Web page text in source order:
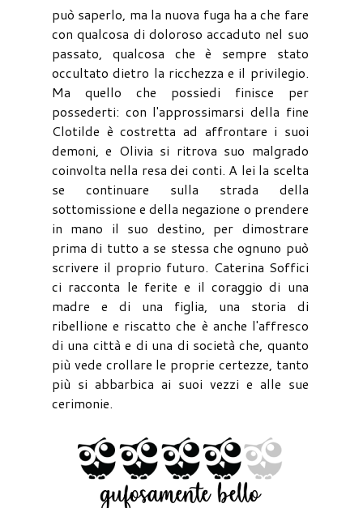
può saperlo, ma la nuova fuga ha a che fare
con qualcosa di doloroso accaduto nel suo
passato, qualcosa che è sempre stato
occultato dietro la ricchezza e il privilegio.
Ma quello che possiedi finisce per
possederti: con l'approssimarsi della fine
Clotilde è costretta ad affrontare i suoi
demoni, e Olivia si ritrova suo malgrado
coinvolta nella resa dei conti. A lei la scelta
se continuare sulla strada della
sottomissione e della negazione o prendere
in mano il suo destino, per dimostrare
prima di tutto a se stessa che ognuno può
scrivere il proprio futuro. Caterina Soffici
ci racconta le ferite e il coraggio di una
madre e di una figlia, una storia di
ribellione e riscatto che è anche l'affresco
di una città e di una di società che, quanto
più vede crollare le proprie certezze, tanto
più si abbarbica ai suoi vezzi e alle sue
cerimonie.